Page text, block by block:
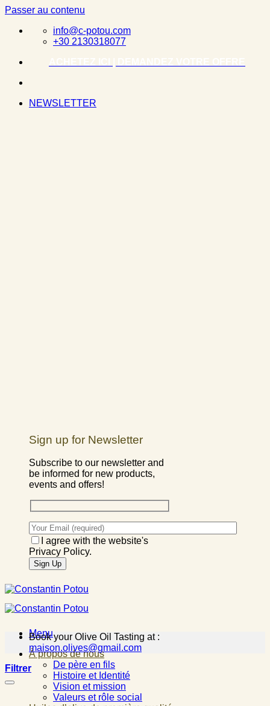
Passer au contenu
info@c-potou.com
+30 2130318077
NEWSLETTER
Sign up for Newsletter
Subscribe to our newsletter and
be informed for new products,
events and offers!
I agree with the website's
Privacy Policy.
Menu
À propos de nous
De père en fils
Histoire et Identité
Vision et mission
Valeurs et rôle social
Book your Olive Oil Tasting at :
maison.olives@gmail.com
Filtrer